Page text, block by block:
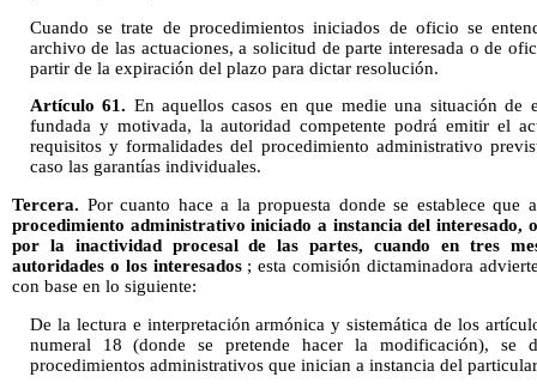
Cuando se trate de procedimientos iniciados de oficio se
archivo de las actuaciones, a solicitud de parte interesada o de
partir de la expiración del plazo para dictar resolución.
Artículo 61. En aquellos casos en que medie una situación de
fundada y motivada, la autoridad competente podrá emitir el
requisitos y formalidades del procedimiento administrativo
caso las garantías individuales.
Tercera. Por cuanto hace a la propuesta donde se establece
procedimiento administrativo iniciado a instancia del interesado,
por la inactividad procesal de las partes, cuando en tres
autoridades o los interesados; esta comisión dictaminadora
con base en lo siguiente:
De la lectura e interpretación armónica y sistemática de los
numeral 18 (donde se pretende hacer la modificación), se
procedimientos administrativos que inician a instancia del